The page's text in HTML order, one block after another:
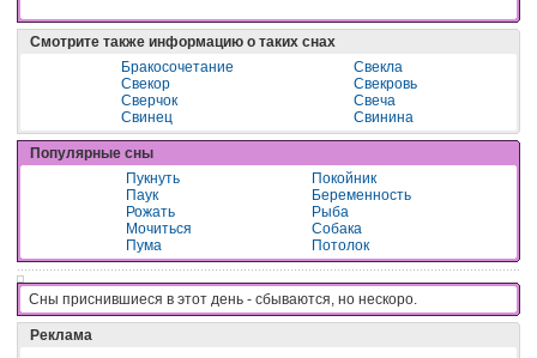
Смотрите также информацию о таких снах
Бракосочетание
Свекла
Свекор
Свекровь
Сверчок
Свеча
Свинец
Свинина
Популярные сны
Пукнуть
Покойник
Паук
Беременность
Рожать
Рыба
Мочиться
Собака
Пума
Потолок
Сны приснившиеся в этот день - cбывaютcя, нo нecкopo.
Реклама